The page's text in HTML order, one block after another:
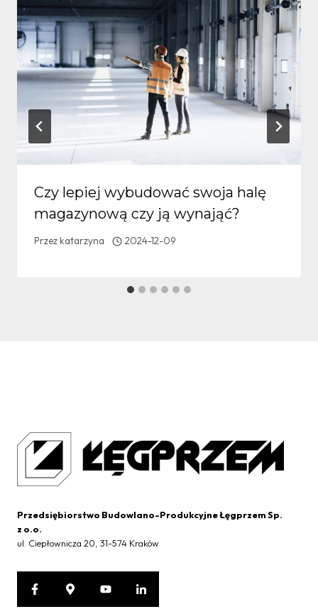
Czy lepiej wybudować swoja halę
magazynową czy ją wynająć?
Przez katarzyna 2024-12-09
Przedsiębiorstwo Budowlano-Produkcyjne Łęgprzem Sp.
z o.o.
ul. Ciepłownicza 20, 31-574 Kraków